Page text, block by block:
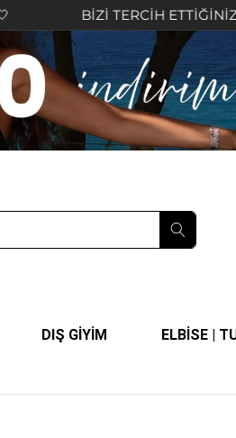
BİZİ TERCİH ETTİĞİNİZ İÇİN
DIŞ GİYİM ELBİSE |